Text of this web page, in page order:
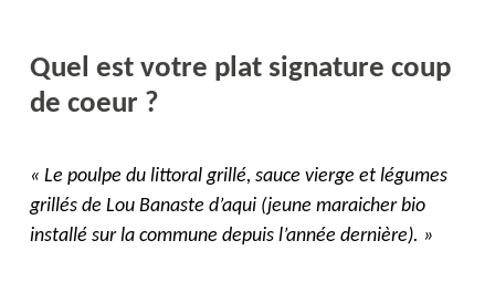
Quel est votre plat signature coup
de coeur ?
« Le poulpe du littoral grillé, sauce vierge et légumes
grillés de Lou Banaste d’aqui (jeune maraicher bio
installé sur la commune depuis l’année dernière). »